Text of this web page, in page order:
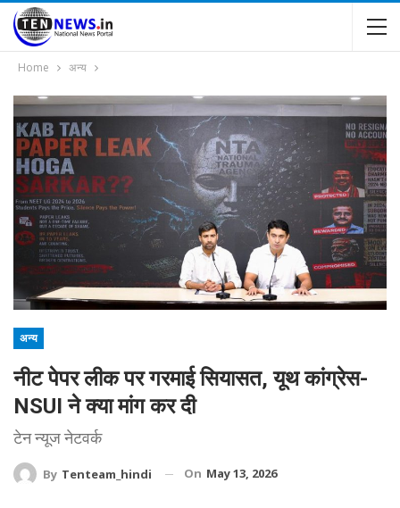
Home अन्य
अन्य
नीट पेपर लीक पर गरमाई सियासत, यूथ कांग्रेस-
NSUI ने क्या मांग कर दी
टेन न्यूज नेटवर्क
By Tenteam_hindi On May 13, 2026